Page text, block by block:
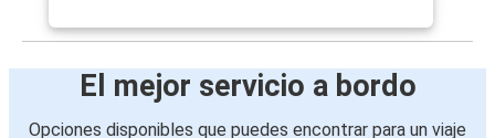
El mejor servicio a bordo
Opciones disponibles que puedes encontrar para un viaje